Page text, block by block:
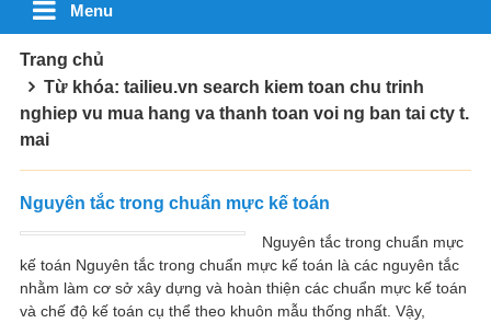
Menu
Trang chủ
Từ khóa: tailieu.vn search kiem toan chu trinh
nghiep vu mua hang va thanh toan voi ng ban tai cty t.
mai
Nguyên tắc trong chuẩn mực kế toán
Nguyên tắc trong chuẩn mực
kế toán Nguyên tắc trong chuẩn mực kế toán là các nguyên tắc
nhằm làm cơ sở xây dựng và hoàn thiện các chuẩn mực kế toán
và chế độ kế toán cụ thể theo khuôn mẫu thống nhất. Vậy,